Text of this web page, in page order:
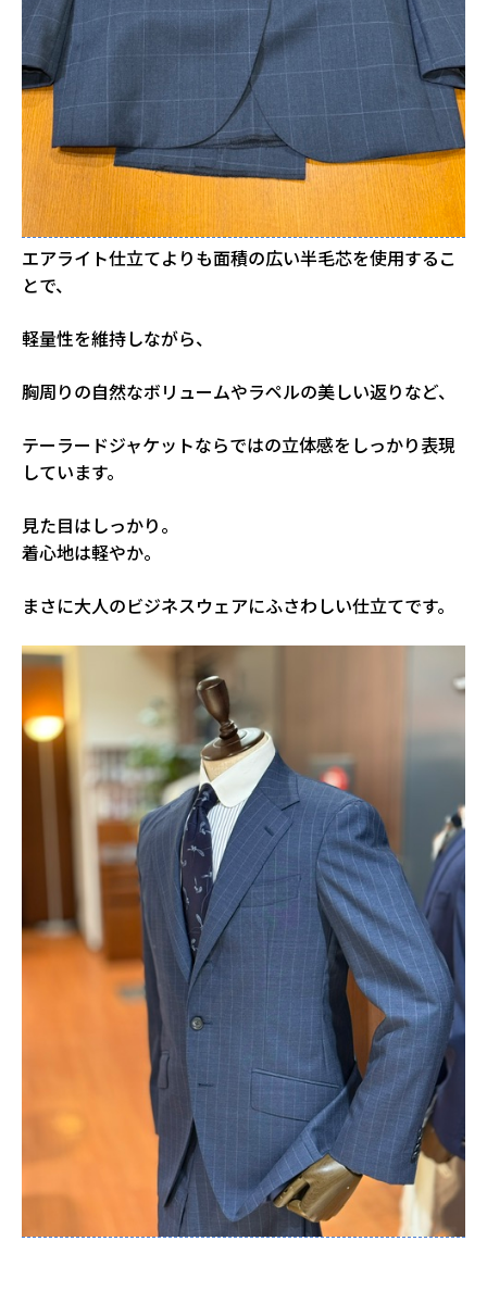
エアライト仕立てよりも面積の広い半毛芯を使用するこ
とで、
軽量性を維持しながら、
胸周りの自然なボリュームやラペルの美しい返りなど、
テーラードジャケットならではの立体感をしっかり表現
しています。
見た目はしっかり。
着心地は軽やか。
まさに大人のビジネスウェアにふさわしい仕立てです。